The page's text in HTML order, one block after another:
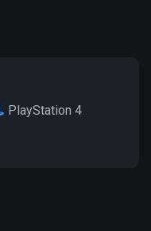
PlayStation 4